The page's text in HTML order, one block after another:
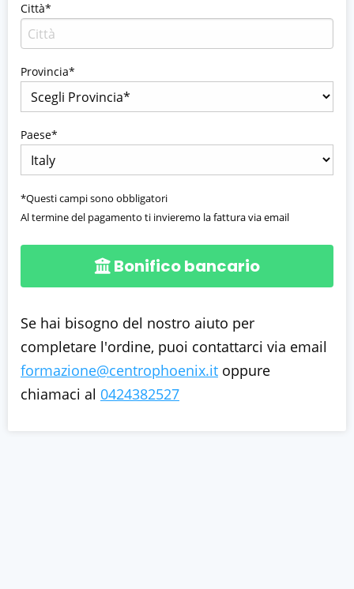
Città*
Provincia*
Paese*
*Questi campi sono obbligatori
Al termine del pagamento ti invieremo la fattura via email
Bonifico bancario
Se hai bisogno del nostro aiuto per
completare l'ordine, puoi contattarci via email
formazione@centrophoenix.it oppure
chiamaci al 0424382527